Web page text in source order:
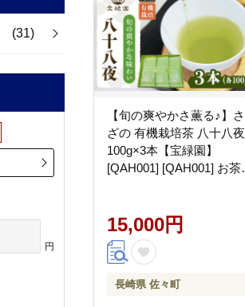
(31)
円
【旬の爽やかさ薫る♪】さ
ざの 有機栽培茶 八十八夜
100g×3本【宝緑園】
[QAH001] [QAH001] お茶
15,000円
長崎県 佐々町